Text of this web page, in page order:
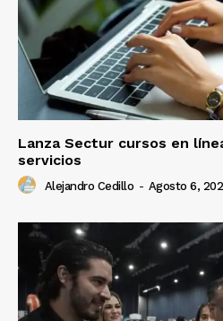
Lanza Sectur cursos en
servicios
Alejandro Cedillo - Agosto 6,